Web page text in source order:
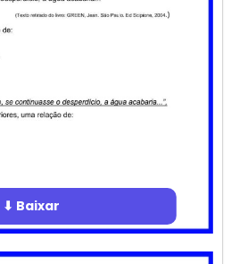
⬇ Baixar